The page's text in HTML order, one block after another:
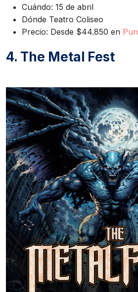
Cuándo: 15 de abril
Dónde Teatro Coliseo
Precio: Desde $44.850 en
4. The Metal Fest